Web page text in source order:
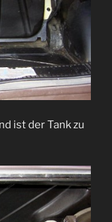
ist der Tank zu